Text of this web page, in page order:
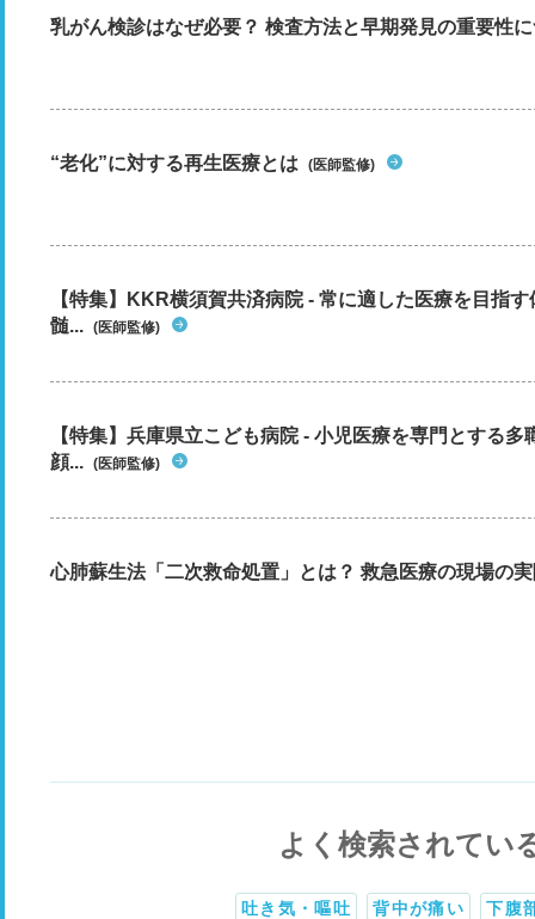
乳がん検診はなぜ必要？ 検査方法と早期発見の重要性
“老化”に対する再生医療とは (医師監修)
【特集】KKR横須賀共済病院 - 常に適した医療を目指
髄... (医師監修)
【特集】兵庫県立こども病院 - 小児医療を専門とする
顔... (医師監修)
心肺蘇生法「二次救命処置」とは？ 救急医療の現場の
よく検索されてい
吐き気・嘔吐 背中が痛い 下腹